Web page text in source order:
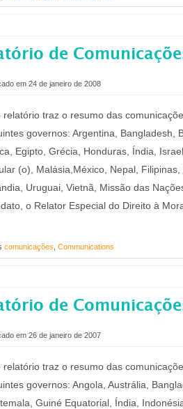
de
em 24 de janeiro de 2008
relatório traz o resumo das
governos: Argentina, Bangladesh,
Egipto, Grécia, Honduras, Índia,
(o), Malásia,México, Nepal,
Uruguai, Vietnã, Missão das
o Relator Especial do Direito à
comunicações Communications
de
em 26 de janeiro de 2007
relatório traz o resumo das
governos: Angola, Austrália,
Guiné Equatorial, Índia,